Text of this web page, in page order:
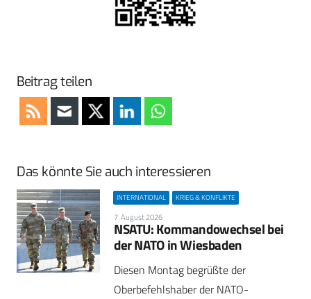
Beitrag teilen
Das könnte Sie auch interessieren
INTERNATIONAL KRIEG & KONFLIKTE
7. August 2026
NSATU: Kommandowechsel bei
der NATO in Wiesbaden
Diesen Montag begrüßte der
Oberbefehlshaber der NATO-